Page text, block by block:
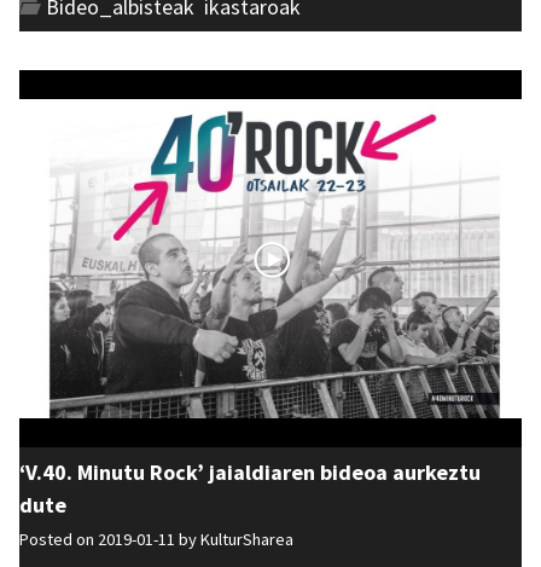
Bideo_albisteak ikastaroak
‘V.40. Minutu Rock’ jaialdiaren bideoa aurkeztu
dute
Posted on 2019-01-11 byKulturSharea